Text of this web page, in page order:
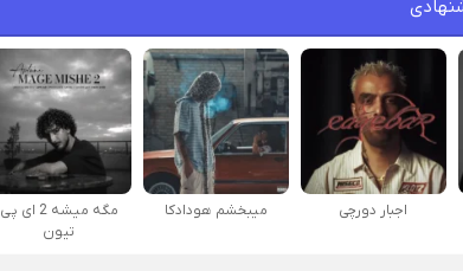
اجبار دورچی میبخشم هودادکا
مگه میشه 2 ای پی
تیون